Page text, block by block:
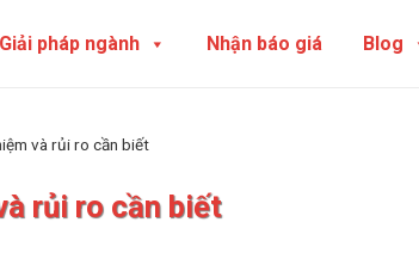
Giải pháp ngành Nhận báo giá Blog
và rủi ro cần biết
rủi ro cần biết